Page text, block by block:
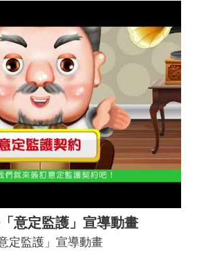
意定監護」宣導動畫
定監護」宣導動畫